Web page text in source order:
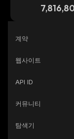
계약
웹사이트
API ID
커뮤니티
탐색기